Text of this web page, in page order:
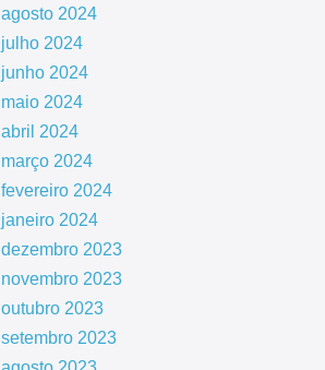
agosto 2024
julho 2024
junho 2024
maio 2024
abril 2024
março 2024
fevereiro 2024
janeiro 2024
dezembro 2023
novembro 2023
outubro 2023
setembro 2023